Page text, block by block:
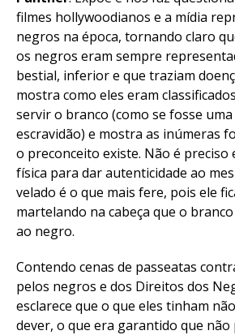
filmes hollywoodianos e a mídia
negros na época, tornando claro
os negros eram sempre
bestial, inferior e que traziam
mostra como eles eram
servir o branco (como se fosse
escravidão) e mostra as inúmeras
o preconceito existe. Não é preciso
física para dar autenticidade ao
velado é o que mais fere, pois ele
martelando na cabeça que o
ao negro.
Contendo cenas de passeatas
pelos negros e dos Direitos dos
esclarece que o que eles tinham
dever, o que era garantido que